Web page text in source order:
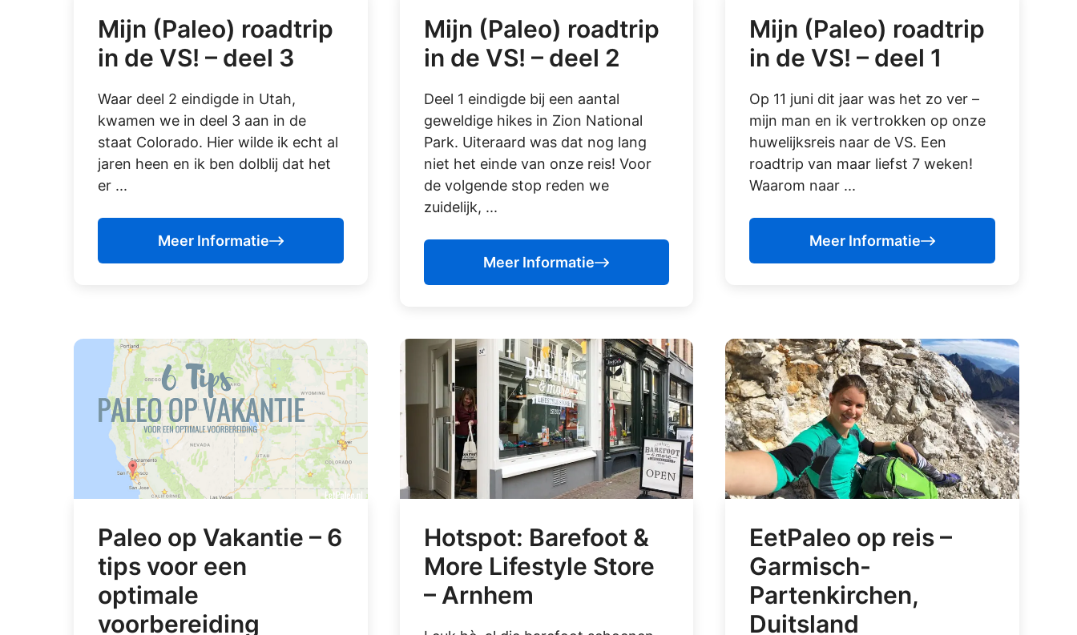
Mijn (Paleo) roadtrip
in de VS! – deel 3
Waar deel 2 eindigde in Utah,
kwamen we in deel 3 aan in de
staat Colorado. Hier wilde ik echt al
jaren heen en ik ben dolblij dat het
er ...
Meer Informatie
Mijn (Paleo) roadtrip
in de VS! – deel 2
Deel 1 eindigde bij een aantal
geweldige hikes in Zion National
Park. Uiteraard was dat nog lang
niet het einde van onze reis! Voor
de volgende stop reden we
zuidelijk, ...
Meer Informatie
Mijn (Paleo) roadtrip
in de VS! – deel 1
Op 11 juni dit jaar was het zo ver –
mijn man en ik vertrokken op onze
huwelijksreis naar de VS. Een
roadtrip van maar liefst 7 weken!
Waarom naar ...
Meer Informatie
Paleo op Vakantie – 6
tips voor een
optimale
voorbereiding
Hotspot: Barefoot &
More Lifestyle Store
– Arnhem
EetPaleo op reis –
Garmisch-
Partenkirchen,
Duitsland